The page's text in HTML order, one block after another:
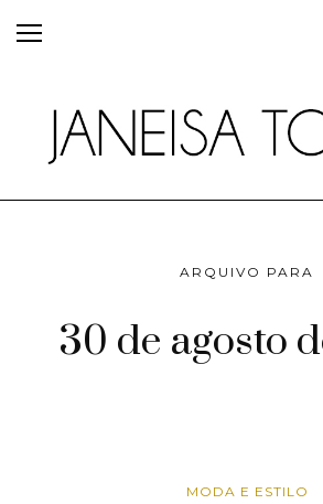
ARQUIVO PARA
30 de agosto
MODA E ESTILO